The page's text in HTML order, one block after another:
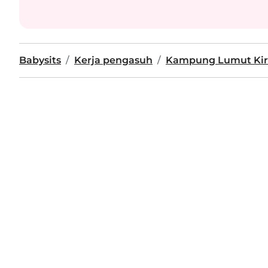
Babysits Kerja pengasuh Kampung Lumut